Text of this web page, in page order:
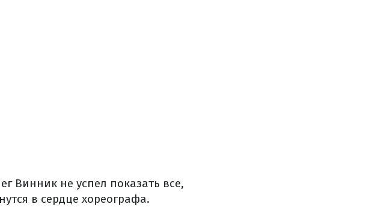
Винник не успел показать все,
в сердце хореографа.